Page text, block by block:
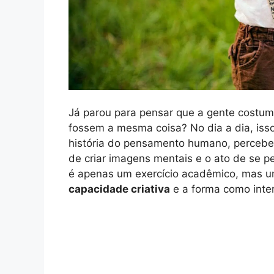
Já parou para pensar que a gente
fossem a mesma coisa? No dia a dia,
história do pensamento humano,
de criar imagens mentais e o ato de se
é apenas um exercício acadêmico, mas
capacidade criativa e a forma como